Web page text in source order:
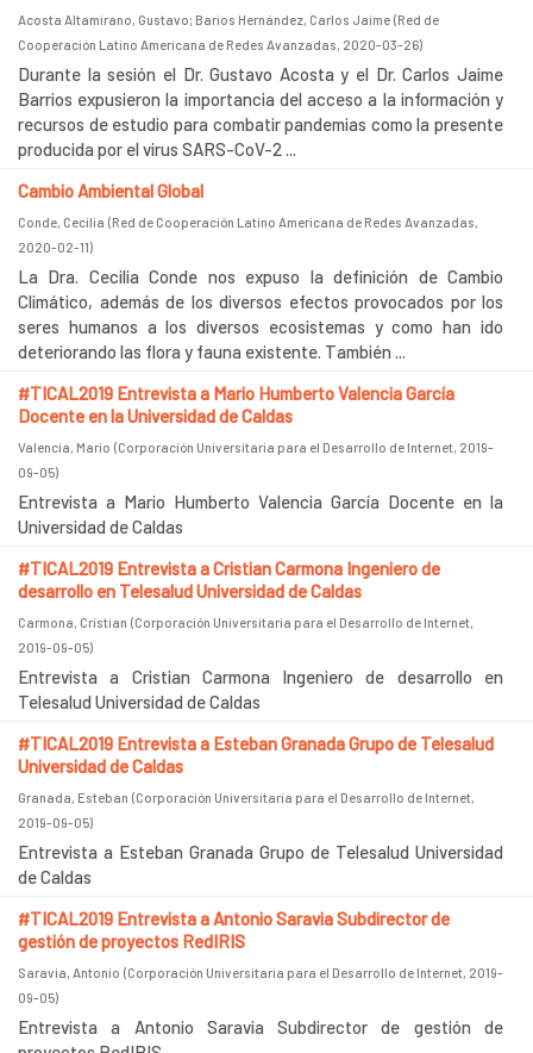
Acosta Altamirano, Gustavo; Barios Hernández, Carlos Jaime (Red de
Cooperación Latino Americana de Redes Avanzadas, 2020-03-26)
Durante la sesión el Dr. Gustavo Acosta y el Dr. Carlos Jaime
Barrios expusieron la importancia del acceso a la información y
recursos de estudio para combatir pandemias como la presente
producida por el virus SARS-CoV-2 ...
Cambio Ambiental Global
Conde, Cecilia (Red de Cooperación Latino Americana de Redes Avanzadas,
2020-02-11)
La Dra. Cecilia Conde nos expuso la definición de Cambio
Climático, además de los diversos efectos provocados por los
seres humanos a los diversos ecosistemas y como han ido
deteriorando las flora y fauna existente. También ...
#TICAL2019 Entrevista a Mario Humberto Valencia García
Docente en la Universidad de Caldas
Valencia, Mario (Corporación Universitaria para el Desarrollo de Internet, 2019-
09-05)
Entrevista a Mario Humberto Valencia García Docente en la
Universidad de Caldas
#TICAL2019 Entrevista a Cristian Carmona Ingeniero de
desarrollo en Telesalud Universidad de Caldas
Carmona, Cristian (Corporación Universitaria para el Desarrollo de Internet,
2019-09-05)
Entrevista a Cristian Carmona Ingeniero de desarrollo en
Telesalud Universidad de Caldas
#TICAL2019 Entrevista a Esteban Granada Grupo de Telesalud
Universidad de Caldas
Granada, Esteban (Corporación Universitaria para el Desarrollo de Internet,
2019-09-05)
Entrevista a Esteban Granada Grupo de Telesalud Universidad
de Caldas
#TICAL2019 Entrevista a Antonio Saravia Subdirector de
gestión de proyectos RedIRIS
Saravia, Antonio (Corporación Universitaria para el Desarrollo de Internet, 2019-
09-05)
Entrevista a Antonio Saravia Subdirector de gestión de